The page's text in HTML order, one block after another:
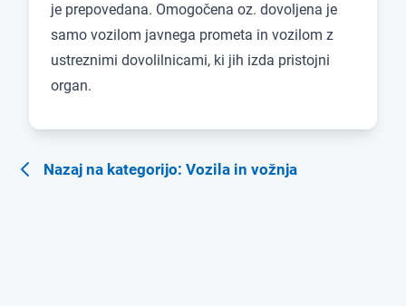
je prepovedana. Omogočena oz. dovoljena je
samo vozilom javnega prometa in vozilom z
ustreznimi dovolilnicami, ki jih izda pristojni
organ.
Nazaj na kategorijo: Vozila in vožnja